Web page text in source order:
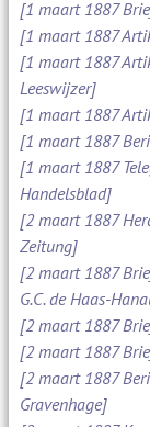
[1 maart 1887
[1 maart 1887
[1 maart 1887
Leeswijzer]
[1 maart 1887
[1 maart 1887
[1 maart 1887
Handelsblad]
[2 maart 1887
Zeitung]
[2 maart 1887
G.C. de Haas-
[2 maart 1887
[2 maart 1887
[2 maart 1887
Gravenhage]